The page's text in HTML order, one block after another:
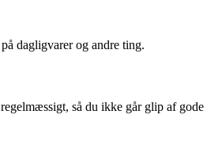
dagligvarer og andre ting.
så du ikke går glip af